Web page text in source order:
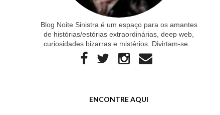
Blog Noite Sinistra é um espaço para os amantes
de histórias/estórias extraordinárias, deep web,
curiosidades bizarras e mistérios. Divirtam-se...
ENCONTRE AQUI